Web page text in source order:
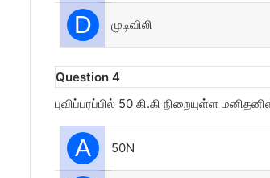
D முடிவிலி
Question 4
புவிப்பரப்பில் 50 கி.கி நிறையுள்ள
A 50N